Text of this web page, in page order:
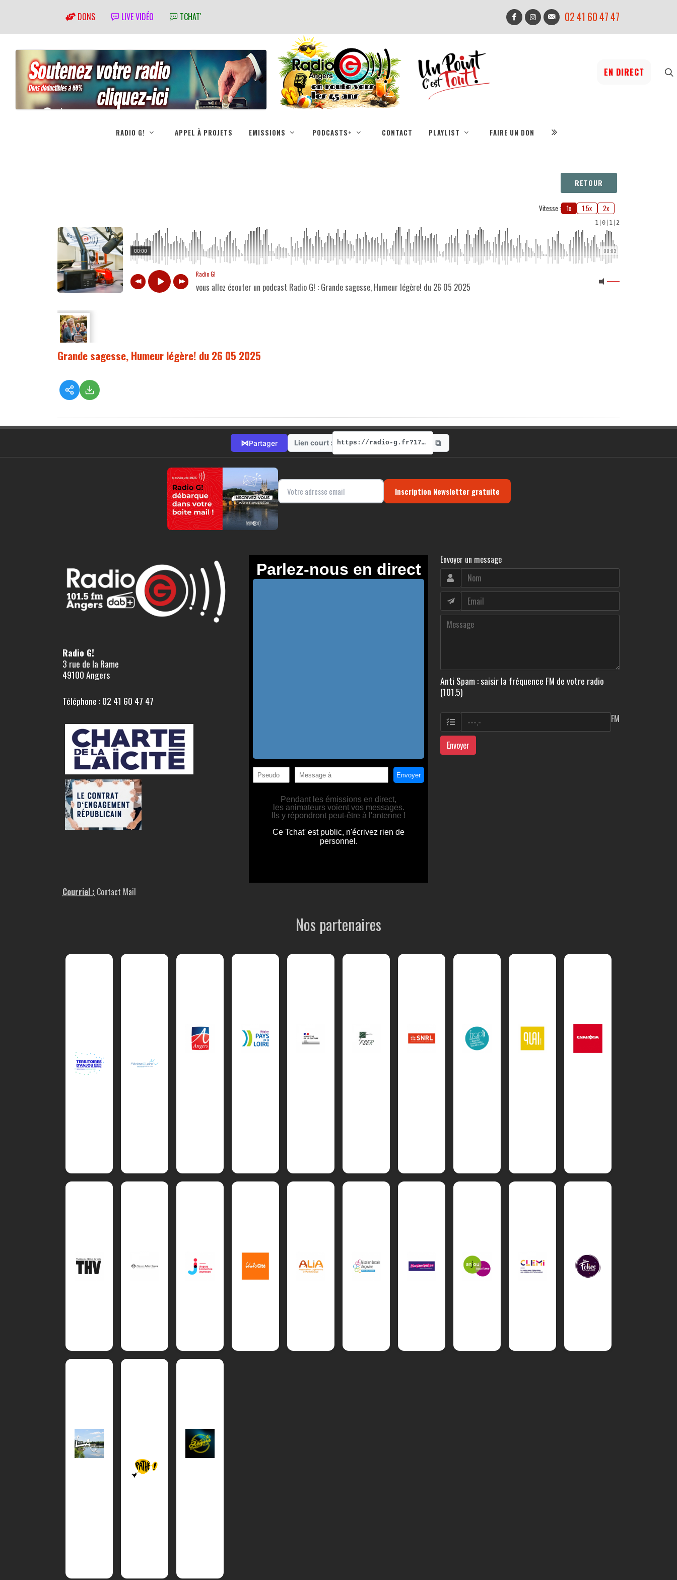
DONS LIVE VIDÉO TCHAT' 02 41 60 47 47
EN DIRECT
RADIO G! APPEL À PROJETS EMISSIONS PODCASTS+ CONTACT PLAYLIST FAIRE UN DON
RETOUR
Vitesse : 1x 1.5x 2x
1 0 1 2
00:03
00:00
Radio G!
vous allez écouter un podcast Radio G! : Grande sagesse, Humeur légère! du 26 05 2025
Grande sagesse, Humeur légère! du 26 05 2025
⋈Partager Lien court : https://radio-g.fr?17678 ⧉
Inscription Newsletter gratuite
Radio G!
3 rue de la Rame
49100 Angers
Téléphone : 02 41 60 47 47
Courriel : Contact Mail
Envoyer un message
Anti Spam : saisir la fréquence FM de votre radio
(101.5)
FM
Envoyer
Nos partenaires